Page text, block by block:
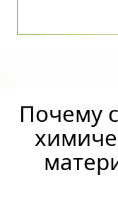
Почему